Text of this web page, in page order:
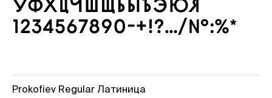
Prokofiev Regular Латиница